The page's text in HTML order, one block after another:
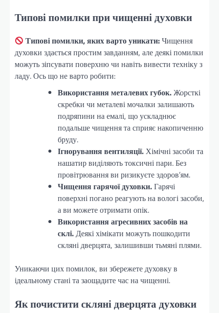
Типові помилки при чищенні духовки
Типові помилки, яких варто уникати:Чищення
духовки здається простим завданням, але деякі помилки
можуть зіпсувати поверхню чи навіть вивести техніку з
ладу. Ось що не варто робити:
Використання металевих губок.Жорсткі
скребки чи металеві мочалки залишають
подряпини на емалі, що ускладнює
подальше чищення та сприяє накопиченню
бруду.
Ігнорування вентиляції.Хімічні засоби та
нашатир виділяють токсичні пари. Без
провітрювання ви ризикуєте здоров’ям.
Чищення гарячої духовки.Гарячі
поверхні погано реагують на вологі засоби,
а ви можете отримати опік.
Використання агресивних засобів на
склі.Деякі хімікати можуть пошкодити
скляні дверцята, залишивши тьмяні плями.
Уникаючи цих помилок, ви збережете духовку в
ідеальному стані та заощадите час на чищенні.
Як почистити скляні дверцята духовки